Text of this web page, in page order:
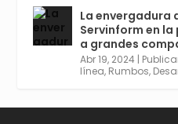
plazo acaba el 2
empleabilidad.
https://
La envergadura
Servinform en
a grandes
Abr 19, 2024 |
línea, Rumbos,